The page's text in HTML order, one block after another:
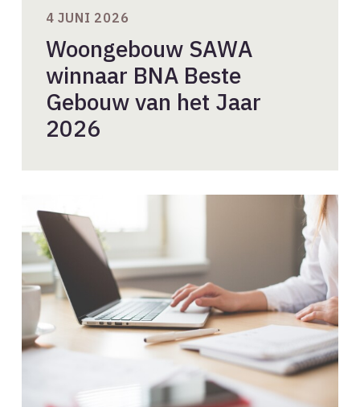
Woongebouw SAWA
winnaar BNA Beste
Gebouw van het Jaar
2026
4 JUNI 2026
Handreiking
Gezonde
Architectenselecties
2026